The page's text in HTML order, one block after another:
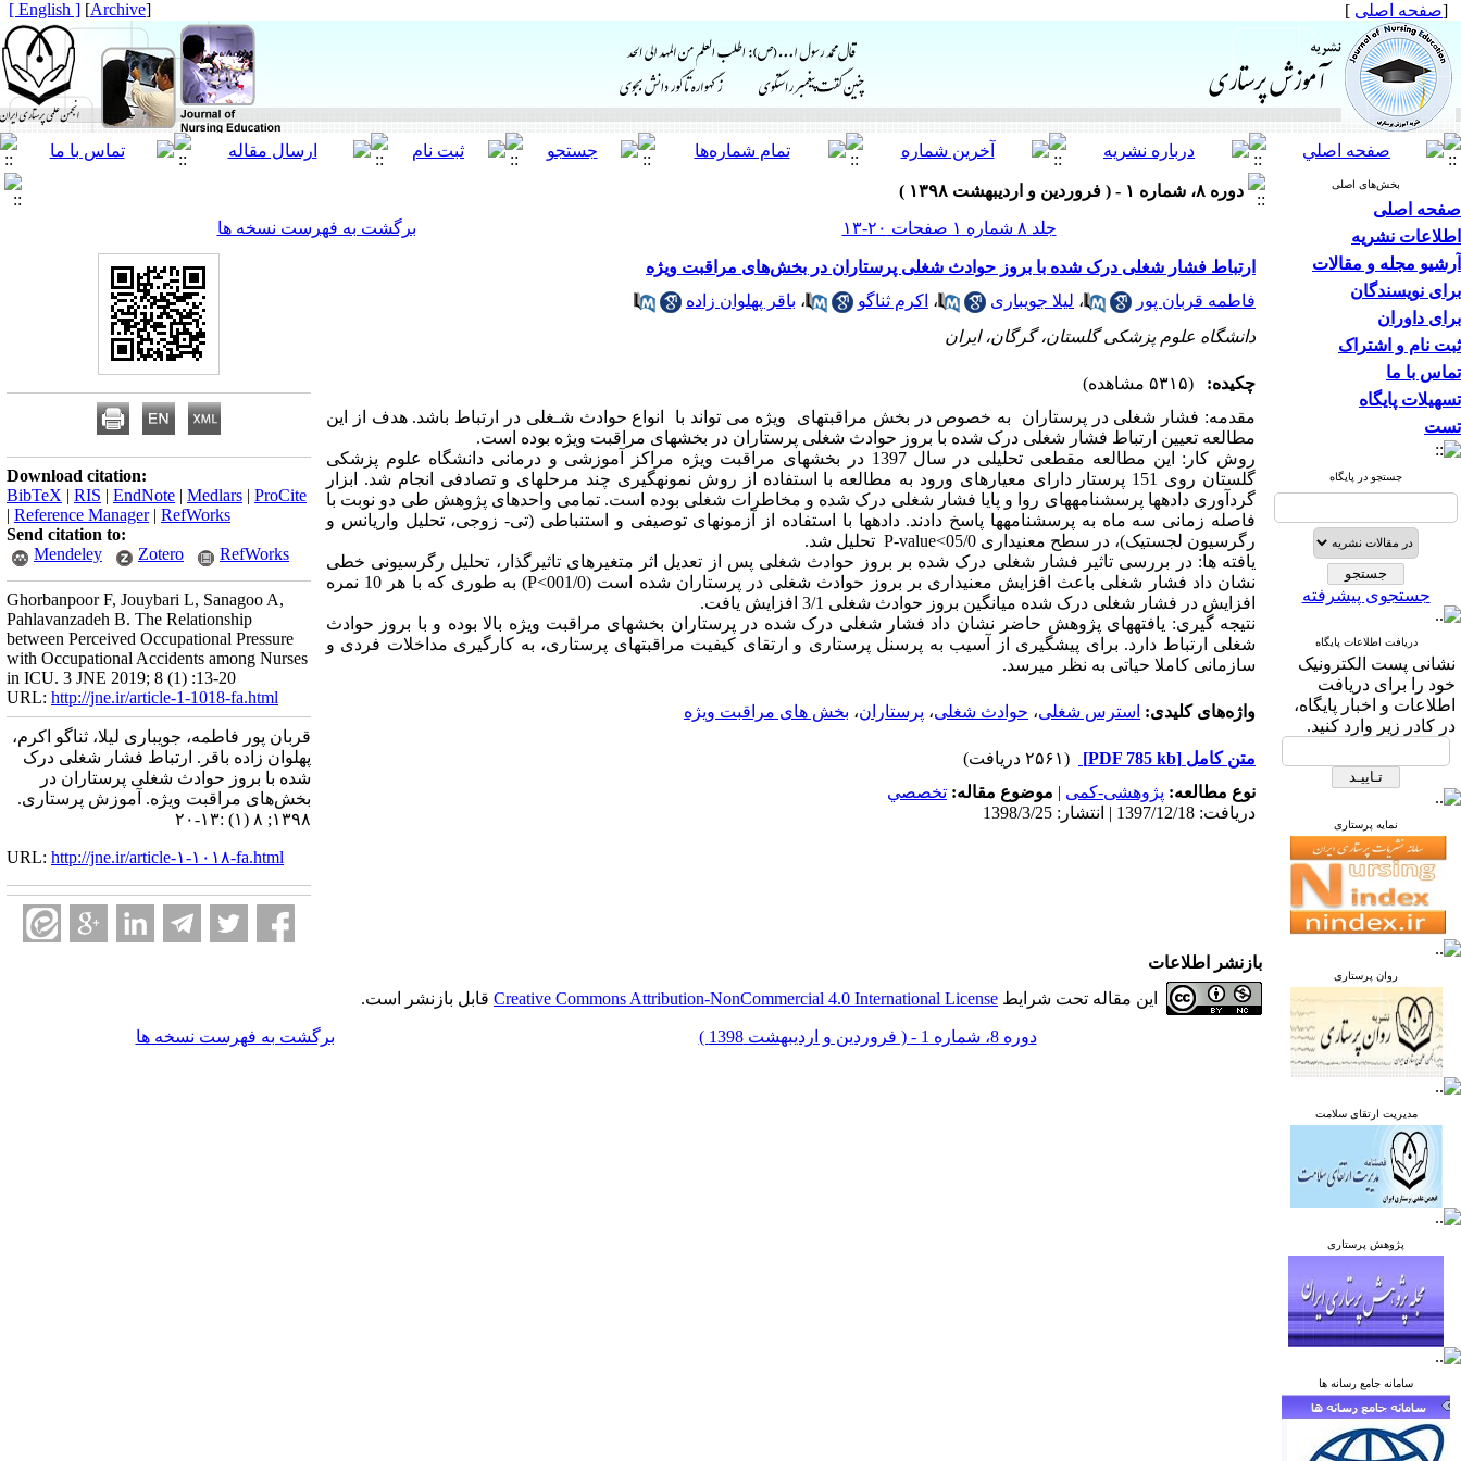
[صفحه اصلی ]
[
Archive
]
[ English ]
بخش‌های اصلی
صفحه اصلی
اطلاعات نشریه
آرشیو مجله و مقالات
برای نویسندگان
برای داوران
ثبت نام و اشتراک
تماس با ما
تسهیلات پایگاه
تست
جستجو در پایگاه
جستجوی پیشرفته
دریافت اطلاعات پایگاه
نشانی پست الکترونیک
خود را برای دریافت
اطلاعات و اخبار پایگاه،
در کادر زیر وارد کنید.
نمایه پرستاری
روان پرستاری
مدیریت ارتقای سلامت
پژوهش پرستاری
سامانه جامع رسانه ها
دوره ۸، شماره ۱ - ( فروردین و اردیبهشت ۱۳۹۸ )
جلد ۸ شماره ۱ صفحات ۲۰-۱۳
برگشت به فهرست نسخه ها
ارتباط فشار شغلی درک شده با بروز حوادث شغلی پرستاران در بخش‌های مراقبت ویژه
فاطمه قربان پور
، لیلا جویباری ، اکرم ثناگو ، باقر پهلوان زاده
دانشگاه علوم پزشکی گلستان، گرگان، ایران
چکیده:
(۵۳۱۵ مشاهده)
مقدمه: فشار شغلی در پرستاران به خصوص در بخش مراقبت­های ویژه می تواند با انواع حوادث شـغلی در ارتباط باشد. هدف از این
مطالعه تعیین ارتباط فشار شغلی درک شده با بروز حوادث شغلی پرستاران در بخش­های مراقبت ویژه بوده است.
روش کار: این مطالعه مقطعی تحلیلی در سال 1397 در بخش­های مراقبت ویژه مراکز آموزشی و درمانی دانشگاه علوم پزشکی
گلستان روی 151 پرستار دارای معیارهای ورود به مطالعه با استفاده از روش نمونه­گیری چند مرحله­ای و تصادفی انجام شد. ابزار
گردآوری داده­ها پرسشنامه­های روا و پایا فشار شغلی درک شده و مخاطرات شغلی بوده است. تمامی واحدهای پژوهش طی دو نوبت با
فاصله زمانی سه ماه به پرسشنامه­ها پاسخ دادند. داده­ها با استفاده از آزمون­های توصیفی و استنباطی (تی- زوجی، تحلیل واریانس و
رگرسیون لجستیک)، در سطح معنی­داری 05/0>P-value تحلیل شد.
یافته ها: در بررسی تاثیر فشار شغلی درک شده بر بروز حوادث شغلی پس از تعدیل اثر متغیرهای تاثیرگذار، تحلیل رگرسیونی خطی
نشان داد فشار شغلی باعث افزایش معنی­داری بر بروز حوادث شغلی در پرستاران شده است (001/0>P) به طوری که با هر 10 نمره
افزایش در فشار شغلی درک شده میانگین بروز حوادث شغلی 3/1 افزایش یافت.
نتیجه گیری: یافته­های پژوهش حاضر نشان داد فشار شغلی درک شده در پرستاران بخش­های مراقبت ویژه بالا بوده و با بروز حوادث
شغلی ارتباط دارد. برای پیشگیری از آسیب به پرسنل پرستاری و ارتقای کیفیت مراقبت­های پرستاری، به کارگیری مداخلات فردی و
سازمانی کاملا حیاتی به نظر می­رسد.
واژه‌های کلیدی: استرس شغلی، حوادث شغلی، پرستاران، بخش های مراقبت ویژه
متن کامل [PDF 785 kb]
(۲۵۶۱ دریافت)
نوع مطالعه: پژوهشی-کمی | موضوع مقاله: تخصصي
دریافت: 1397/12/18 | انتشار: 1398/3/25
Download citation:
BibTeX | RIS | EndNote | Medlars | ProCite
| Reference Manager| RefWorks
Send citation to:
Mendeley
Zotero RefWorks
Ghorbanpoor F, Jouybari L, Sanagoo A,
Pahlavanzadeh B. The Relationship
between Perceived Occupational Pressure
with Occupational Accidents among Nurses
in ICU. 3 JNE 2019; 8 (1) :13-20
URL: http://jne.ir/article-1-1018-fa.html
قربان پور فاطمه، جویباری لیلا، ثناگو اکرم،
پهلوان زاده باقر. ارتباط فشار شغلی درک
شده با بروز حوادث شغلی پرستاران در
بخش‌های مراقبت ویژه. آموزش پرستاری.
۱۳۹۸; ۸ (۱) :۱۳-۲۰
URL: http://jne.ir/article-۱-۱۰۱۸-fa.html
بازنشر اطلاعات
این مقاله تحت شرایط Creative Commons Attribution-NonCommercial 4.0 International License قابل بازنشر است.
دوره 8، شماره 1 - ( فروردین و اردیبهشت 1398 ) برگشت به فهرست نسخه ها